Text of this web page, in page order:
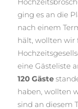
ging es an die
nach einem
hält, wollten wir
eine Gästeliste
120 Gäste
haben, wollten
sind an diesem